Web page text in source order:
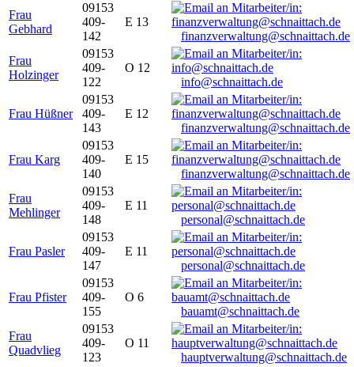
Frau
Gebhard
09153
409-
142
E 13
finanzverwaltung@schnaittach.de
Frau
Holzinger
09153
409-
122
O 12
info@schnaittach.de
Frau Hüßner
09153
409-
143
E 12
finanzverwaltung@schnaittach.de
Frau Karg
09153
409-
140
E 15
finanzverwaltung@schnaittach.de
Frau
Mehlinger
09153
409-
148
E 11
personal@schnaittach.de
Frau Pasler
09153
409-
147
E 11
personal@schnaittach.de
Frau Pfister
09153
409-
155
O 6
bauamt@schnaittach.de
Frau
Quadvlieg
09153
409-
123
O 11
hauptverwaltung@schnaittach.de